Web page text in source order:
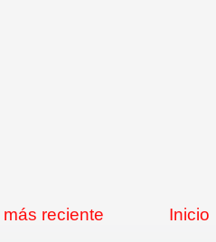
reciente Inicio